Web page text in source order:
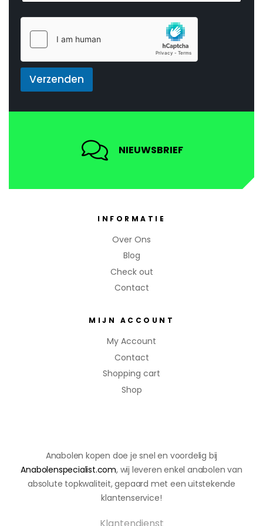
Anabolen kopen doe je snel en voordelig bij
Anabolenspecialist.com, wij leveren enkel anabolen van
absolute topkwaliteit, gepaard met een uitstekende
klantenservice!
m
m
a
i
Verzenden
NIEUWSBRIEF
INFORMATIE
Over Ons
Blog
Check out
Contact
MIJN ACCOUNT
My Account
Contact
Shopping cart
Shop